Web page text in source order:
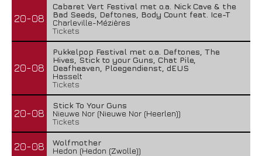
20-08
Cabaret Vert Festival met o.a. Nick Cave & the
Bad Seeds, Deftones, Body Count feat. Ice-T
Charleville-Mézières
Tickets
20-08
Pukkelpop Festival met o.a. Deftones, The
Hives, Stick to your Guns, Chat Pile,
Deafheaven, Ploegendienst, dEUS
Hasselt
Tickets
20-08
Stick To Your Guns
Nieuwe Nor (Nieuwe Nor (Heerlen))
Tickets
20-08
Wolfmother
Hedon (Hedon (Zwolle))